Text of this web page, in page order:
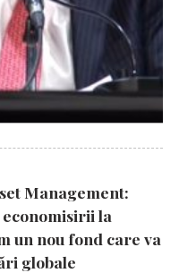
Management:
la
un nou fond care va
globale